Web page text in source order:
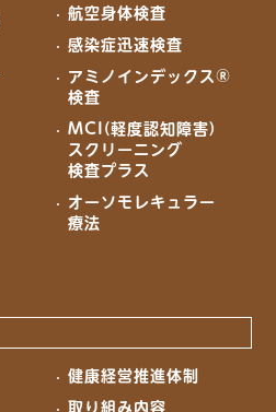
航空身体検査
感染症迅速検査
アミノインデックス®
検査
MCI(軽度認知障害)
スクリーニング
検査プラス
オーソモレキュラー
療法
健康経営推進体制
取り組み内容